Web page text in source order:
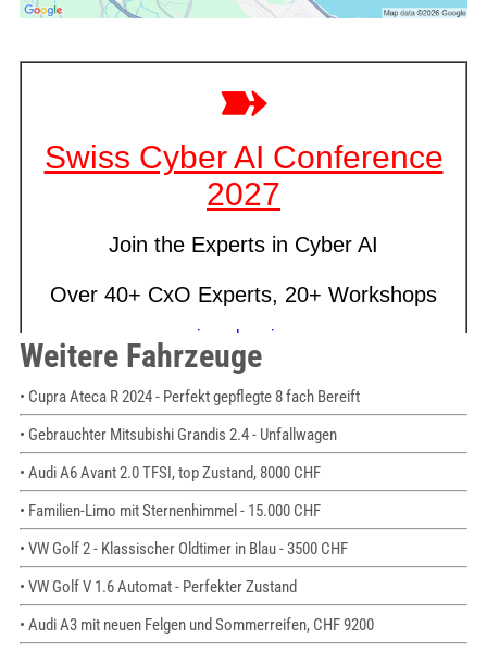
Weitere Fahrzeuge
• Cupra Ateca R 2024 - Perfekt gepflegte 8 fach Bereift
• Gebrauchter Mitsubishi Grandis 2.4 - Unfallwagen
• Audi A6 Avant 2.0 TFSI, top Zustand, 8000 CHF
• Familien-Limo mit Sternenhimmel - 15.000 CHF
• VW Golf 2 - Klassischer Oldtimer in Blau - 3500 CHF
• VW Golf V 1.6 Automat - Perfekter Zustand
• Audi A3 mit neuen Felgen und Sommerreifen, CHF 9200